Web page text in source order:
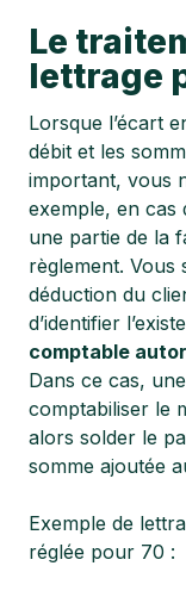
Le
lettrage
Lorsque l’écart
débit et les
important, vous
exemple, en cas
une partie de la
règlement. Vous
déduction du
d’identifier
comptable
Dans ce cas,
comptabiliser le
alors solder le
somme ajoutée
Exemple de
réglée pour 70 :